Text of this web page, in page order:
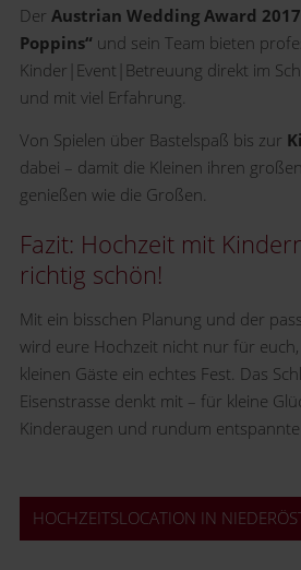
DerAustrian Wedding Award 2017
Poppins“ und sein Team bieten
Kinder|Event|Betreuung direkt im
und mit viel Erfahrung.
Von Spielen über Bastelspaß bis zur
dabei – damit die Kleinen ihren
genießen wie die Großen.
Fazit: Hochzeit mit
richtig schön!
Mit ein bisschen Planung und der
wird eure Hochzeit nicht nur für
kleinen Gäste ein echtes Fest. Das
Eisenstrasse denkt mit – für kleine
Kinderaugen und rundum entspannte
HOCHZEITSLOCATION IN